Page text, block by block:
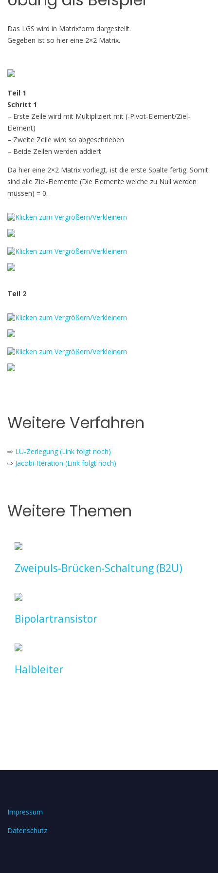
Das LGS wird in Matrixform dargestellt.
Gegeben ist so hier eine 2×2 Matrix.
Teil 1
Schritt 1
– Erste Zeile wird mit Multipliziert mit (-Pivot-Element/Ziel-
Element)
– Zweite Zeile wird so abgeschrieben
– Beide Zeilen werden addiert
Da hier eine 2×2 Matrix vorliegt, ist die erste Spalte fertig. Somit
sind alle Ziel-Elemente (Die Elemente welche zu Null werden
müssen) = 0.
Teil 2
Weitere Verfahren
⇨ LU-Zerlegung (Link folgt noch)
⇨ Jacobi-Iteration (Link folgt noch)
Weitere Themen
Zweipuls-Brücken-Schaltung (B2U)
Bipolartransistor
Halbleiter
Impressum
Datenschutz